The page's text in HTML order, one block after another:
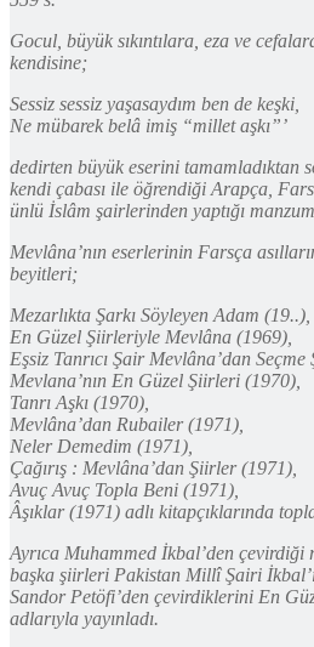
Gocul, büyük sıkıntılara, eza ve
kendisine;
Sessiz sessiz yaşasaydım ben de keşki,
Ne mübarek belâ imiş “millet aşkı”’
dedirten büyük eserini tamamladıktan
kendi çabası ile öğrendiği Arapça,
ünlü İslâm şairlerinden yaptığı
Mevlâna’nın eserlerinin Farsça
beyitleri;
Mezarlıkta Şarkı Söyleyen Adam (19..),
En Güzel Şiirleriyle Mevlâna (1969),
Eşsiz Tanrıcı Şair Mevlâna’dan
Mevlana’nın En Güzel Şiirleri (1970),
Tanrı Aşkı (1970),
Mevlâna’dan Rubailer (1971),
Neler Demedim (1971),
Çağırış : Mevlâna’dan Şiirler (1971),
Avuç Avuç Topla Beni (1971),
Âşıklar (1971) adlı kitapçıklarında
Ayrıca Muhammed İkbal’den
başka şiirleri Pakistan Millî Şairi
Sandor Petöfi’den çevirdiklerini En
adlarıyla yayınladı.